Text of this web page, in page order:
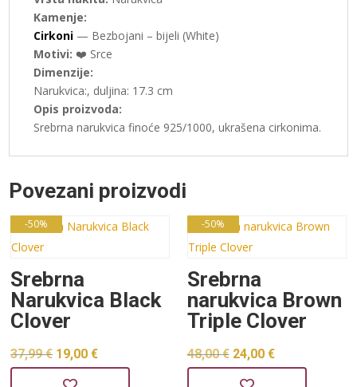
Kamenje:
Cirkoni — Bezbojani – bijeli (White)
Motivi: ❤️ Srce
Dimenzije:
Narukvica:, duljina: 17.3 cm
Opis proizvoda:
Srebrna narukvica finoće 925/1000, ukrašena cirkonima.
Povezani proizvodi
-50%
Srebrna
Narukvica Black
Clover
37,99€ Izvorna
cijena
19,00€
-50%
Srebrna
narukvica Brown
Triple Clover
48,00€ Izvorna
cijena
24,00 €